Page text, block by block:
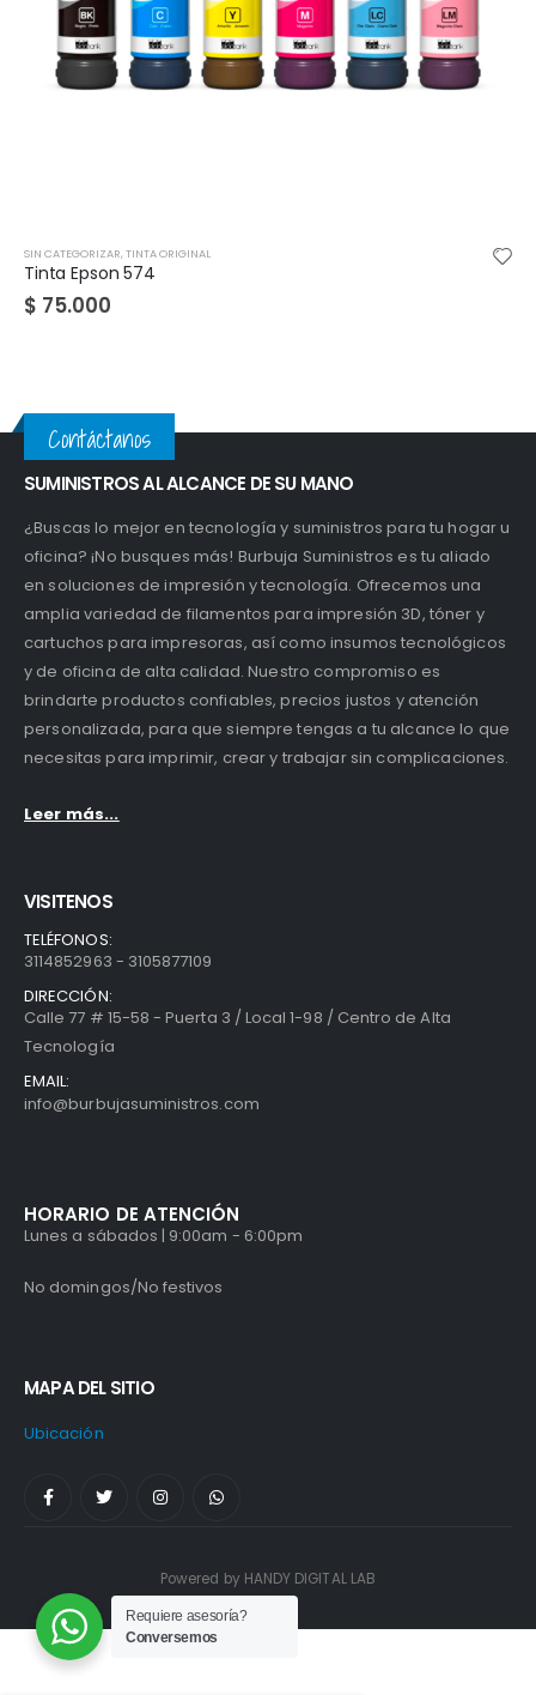
SIN CATEGORIZAR, TINTA ORIGINAL
Tinta Epson 673
$ 72.000
Contáctanos
SUMINISTROS AL ALCANCE DE SU MANO
¿Buscas lo mejor en tecnología y suministros para tu hogar u
oficina? ¡No busques más! Burbuja Suministros es tu aliado
en soluciones de impresión y tecnología. Ofrecemos una
amplia variedad de filamentos para impresión 3D, tóner y
cartuchos para impresoras, así como insumos tecnológicos
y de oficina de alta calidad. Nuestro compromiso es
brindarte productos confiables, precios justos y atención
personalizada, para que siempre tengas a tu alcance lo que
necesitas para imprimir, crear y trabajar sin complicaciones.
Leer más...
VISITENOS
TELÉFONOS:
3114852963 - 3105877109
DIRECCIÓN:
Calle 77 # 15-58 - Puerta 3 / Local 1-98 / Centro de Alta
Tecnología
EMAIL:
info@burbujasuministros.com
HORARIO DE ATENCIÓN
Lunes a sábados | 9:00am - 6:00pm
No domingos/No festivos
MAPA DEL SITIO
Ubicación
Powered by HANDY DIGITAL LAB
Requiere asesoría?
Conversemos